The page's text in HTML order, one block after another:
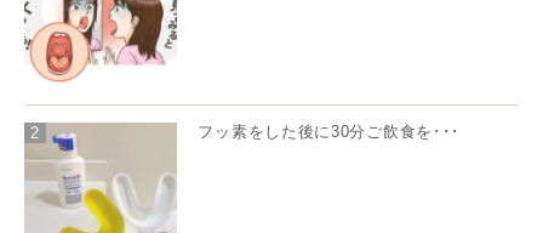
2 フッ素をした後に30分ご飲食を･･･